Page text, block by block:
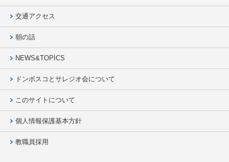
交通アクセス
朝の話
NEWS&TOPICS
ドンボスコとサレジオ会について
このサイトについて
個人情報保護基本方針
教職員採用